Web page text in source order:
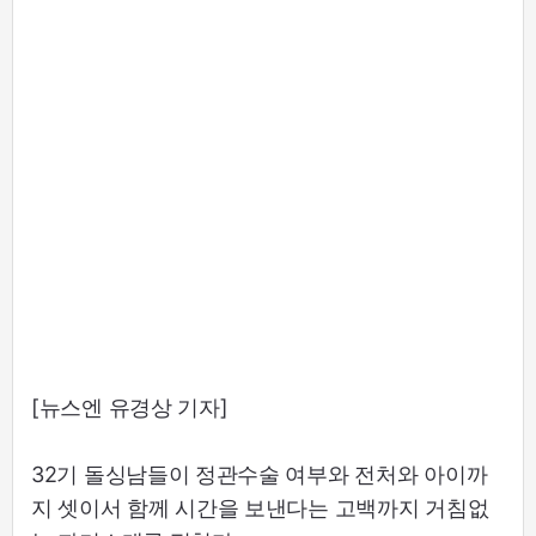
[뉴스엔 유경상 기자]
32기 돌싱남들이 정관수술 여부와 전처와 아이까
지 셋이서 함께 시간을 보낸다는 고백까지 거침없